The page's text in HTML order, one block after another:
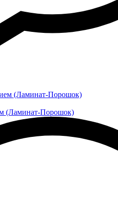
(Ламинат-Порошок)